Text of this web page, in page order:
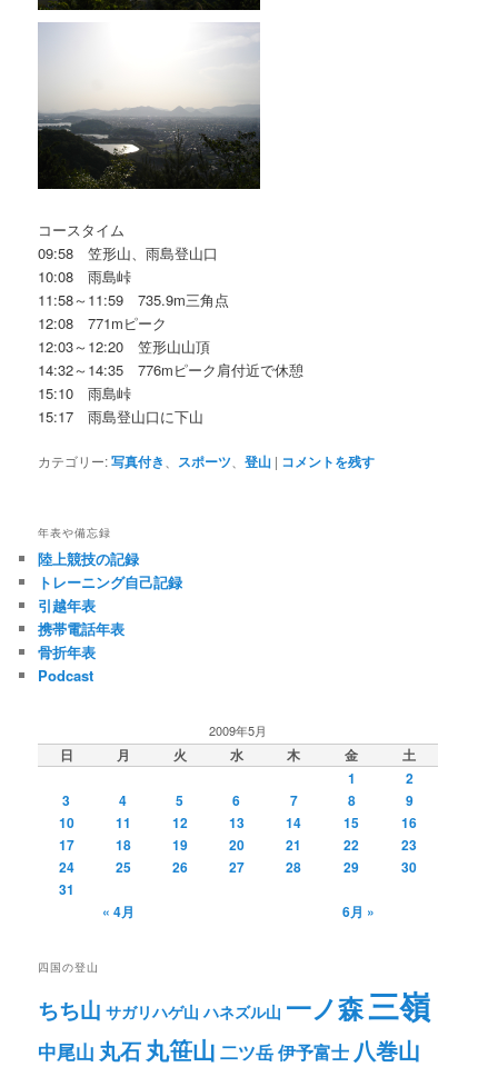
コースタイム
09:58 笠形山、雨島登山口
10:08 雨島峠
11:58～11:59 735.9m三角点
12:08 771mピーク
12:03～12:20 笠形山山頂
14:32～14:35 776mピーク肩付近で休憩
15:10 雨島峠
15:17 雨島登山口に下山
カテゴリー:写真付き スポーツ 、登山 | コメントを残す
年表や備忘録
陸上競技の記録
トレーニング自己記録
引越年表
携帯電話年表
骨折年表
Podcast
2009年5月
日 月 火 水 木 金
土
1
2
3
4 5 6 7 8
9
10
11 12 13 14 15
16
17
18 19 20 21 22
23
24
25 26 27 28 29
30
31
« 4月
6月 »
四国の登山
ちち山 サガリハゲ山 ハネズル山 一ノ森三嶺
中尾山 丸石丸笹山 二ツ岳伊予富士 八巻山